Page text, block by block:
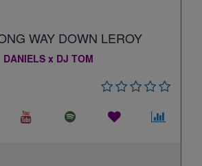
WAY DOWN LEROY
DANIELS x DJ TOM